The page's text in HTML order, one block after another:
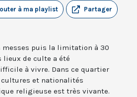
Partager
à ma playlist
messes puis la limitation à 30
lieux de culte a été
à vivre. Dans ce quartier
et nationalités
religieuse est très vivante.